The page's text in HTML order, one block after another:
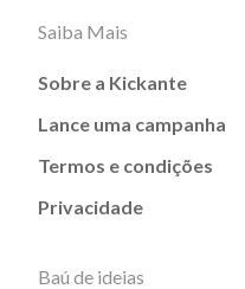
Saiba Mais
Sobre a Kickante
Lance uma campanha
Termos e condições
Privacidade
Baú de ideias